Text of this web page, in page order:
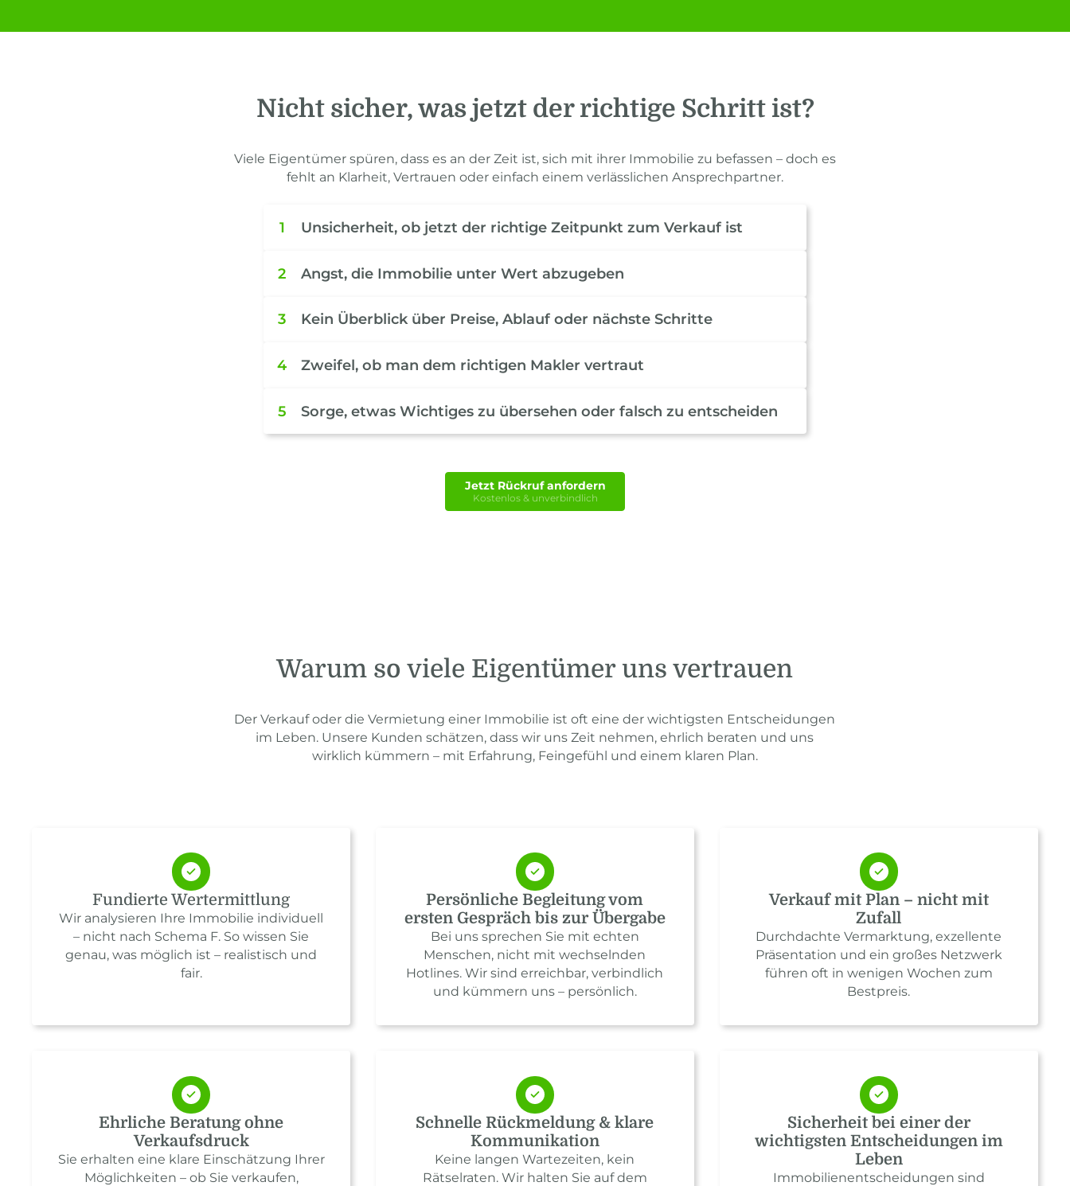
Nicht sicher, was jetzt der richtige Schritt ist?
Viele Eigentümer spüren, dass es an der Zeit ist, sich mit ihrer Immobilie zu befassen – doch es
fehlt an Klarheit, Vertrauen oder einfach einem verlässlichen Ansprechpartner.
1 Unsicherheit, ob jetzt der richtige Zeitpunkt zum Verkauf ist
2 Angst, die Immobilie unter Wert abzugeben
3 Kein Überblick über Preise, Ablauf oder nächste Schritte
4 Zweifel, ob man dem richtigen Makler vertraut
5 Sorge, etwas Wichtiges zu übersehen oder falsch zu entscheiden
Jetzt Rückruf anfordern
Kostenlos & unverbindlich
Warum so viele Eigentümer uns vertrauen
Der Verkauf oder die Vermietung einer Immobilie ist oft eine der wichtigsten Entscheidungen
im Leben. Unsere Kunden schätzen, dass wir uns Zeit nehmen, ehrlich beraten und uns
wirklich kümmern – mit Erfahrung, Feingefühl und einem klaren Plan.
Fundierte Wertermittlung
Wir analysieren Ihre Immobilie individuell
– nicht nach Schema F. So wissen Sie
genau, was möglich ist – realistisch und
fair.
Persönliche Begleitung vom
ersten Gespräch bis zur Übergabe
Bei uns sprechen Sie mit echten
Menschen, nicht mit wechselnden
Hotlines. Wir sind erreichbar, verbindlich
und kümmern uns – persönlich.
Verkauf mit Plan – nicht mit
Zufall
Durchdachte Vermarktung, exzellente
Präsentation und ein großes Netzwerk
führen oft in wenigen Wochen zum
Bestpreis.
Ehrliche Beratung ohne
Verkaufsdruck
Sie erhalten eine klare Einschätzung Ihrer
Möglichkeiten – ob Sie verkaufen,
Schnelle Rückmeldung & klare
Kommunikation
Keine langen Wartezeiten, kein
Rätselraten. Wir halten Sie auf dem
Sicherheit bei einer der
wichtigsten Entscheidungen im
Leben
Immobilienentscheidungen sind